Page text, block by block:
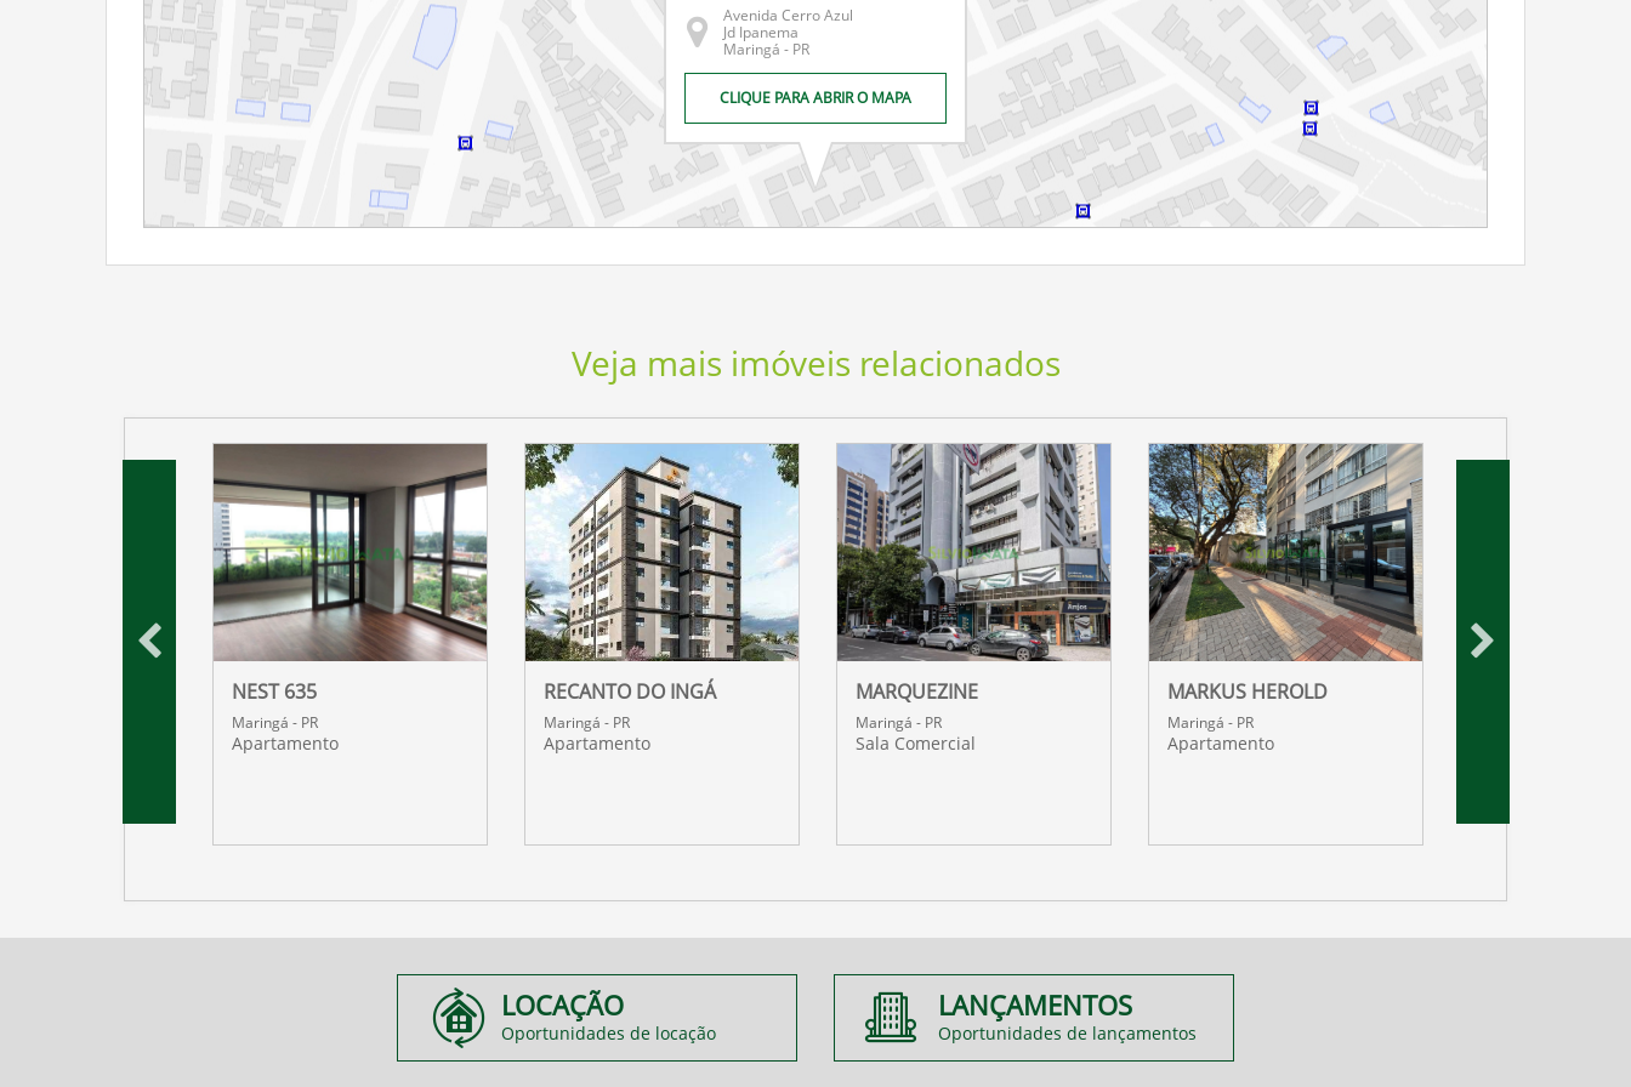
Avenida Cerro Azul
Jd Ipanema
Maringá - PR
CLIQUE PARA ABRIR O MAPA
Veja mais imóveis relacionados
NEST 635
Maringá - PR
Apartamento
RECANTO DO INGÁ
Maringá - PR
Apartamento
MARQUEZINE
Maringá - PR
Sala Comercial
MARKUS HEROLD
Maringá - PR
Apartamento
LOCAÇÃO
Oportunidades de locação
LANÇAMENTOS
Oportunidades de lançamentos